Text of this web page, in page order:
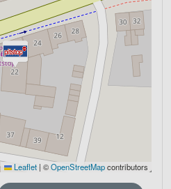
Leaflet | ©OpenStreetMapcontributors